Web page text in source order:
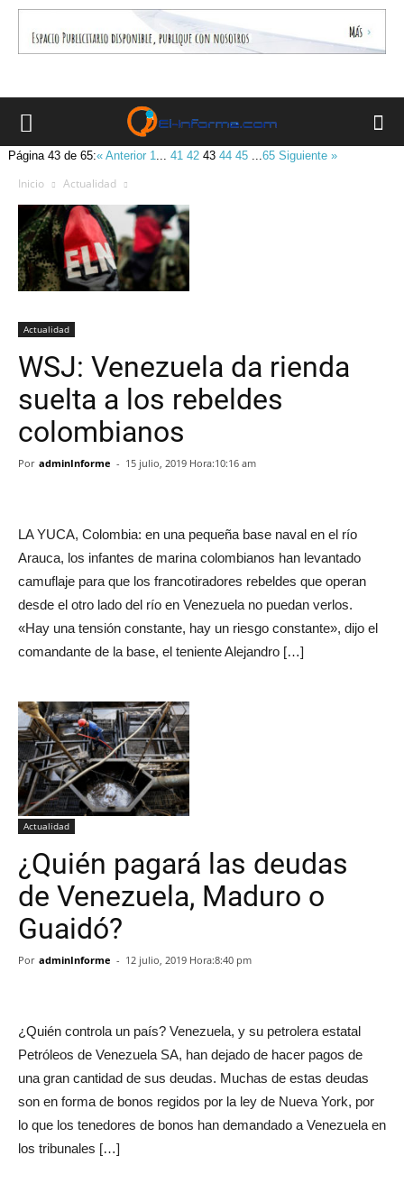
Página 43 de 65:« Anterior 1... 41 42 4344 45 ...65Siguiente »
Inicio Actualidad
Actualidad
WSJ: Venezuela da rienda
suelta a los rebeldes
colombianos
Por adminInforme - 15 julio, 2019 Hora:10:16 am
LA YUCA, Colombia: en una pequeña base naval en el río
Arauca, los infantes de marina colombianos han levantado
camuflaje para que los francotiradores rebeldes que operan
desde el otro lado del río en Venezuela no puedan verlos.
«Hay una tensión constante, hay un riesgo constante», dijo el
comandante de la base, el teniente Alejandro […]
Actualidad
¿Quién pagará las deudas
de Venezuela, Maduro o
Guaidó?
Por adminInforme - 12 julio, 2019 Hora:8:40 pm
¿Quién controla un país? Venezuela, y su petrolera estatal
Petróleos de Venezuela SA, han dejado de hacer pagos de
una gran cantidad de sus deudas. Muchas de estas deudas
son en forma de bonos regidos por la ley de Nueva York, por
lo que los tenedores de bonos han demandado a Venezuela en
los tribunales […]